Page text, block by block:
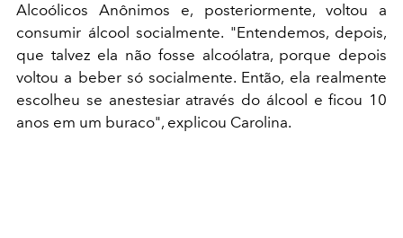
Alcoólicos Anônimos e, posteriormente, voltou a
consumir álcool socialmente. "Entendemos, depois,
que talvez ela não fosse alcoólatra, porque depois
voltou a beber só socialmente. Então, ela realmente
escolheu se anestesiar através do álcool e ficou 10
anos em um buraco", explicou Carolina.​